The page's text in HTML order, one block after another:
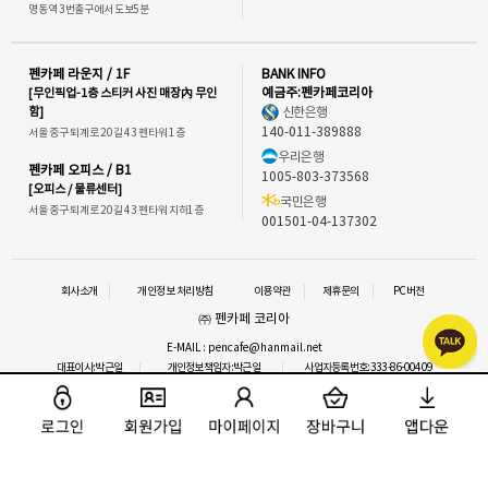
명동역 3번출구에서 도보5분
펜카페 라운지 / 1F
[무인픽업-1층 스티커 사진 매장內 무인
함]
서울 중구 퇴계로 20길 43 펜타워 1층
펜카페 오피스 / B1
[오피스 / 물류센터]
서울 중구 퇴계로 20길 43 펜타워 지하1층
BANK INFO
예금주:펜카페코리아
신한은행
140-011-389888
우리은행
1005-803-373568
국민은행
001501-04-137302
회사소개 개인정보 처리방침 이용약관 제휴문의 PC버전
㈜ 펜카페 코리아
E-MAIL : pencafe@hanmail.net
대표이사:박근일
개인정보책임자:박근일
사업자등록번호:333-86-00409
통신판매업신고 : 2016-서울중구-1292
사업자정보확인 이메일 문의